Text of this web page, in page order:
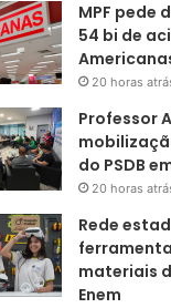
MPF pede
54 bi de
20 horas
Professor
do PSDB
20 horas
Rede
materiais
Enem